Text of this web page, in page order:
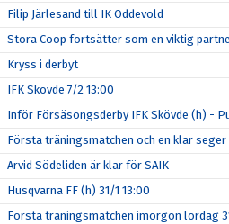
Filip Järlesand till IK Oddevold
Stora Coop fortsätter som en viktig
Kryss i derbyt
IFK Skövde 7/2 13:00
Inför Försäsongsderby IFK Skövde (h) -
Första träningsmatchen och en klar seger
Arvid Södeliden är klar för SAIK
Husqvarna FF (h) 31/1 13:00
Första träningsmatchen imorgon lördag